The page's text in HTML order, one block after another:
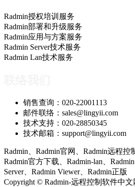
Radmin授权培训服务
Radmin部署和升级服务
Radmin应用与方案服务
Radmin Server技术服务
Radmin Lan技术服务
销售查询：020-22001113
邮件联络：sales@lingyii.com
技术支持：020-28850345
技术邮箱：support@lingyii.com
Radmin、Radmin官网、Radmin远程控
Radmin官方下载、Radmin-lan、
Server、Radmin Viewer、Radmin正版
Copyright © Radmin-远程控制软件中文